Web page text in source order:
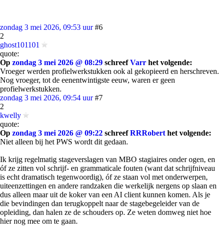
zondag 3 mei 2026, 09:53 uur #6
2
ghost101101
quote:
Op zondag 3 mei 2026 @ 08:29 schreefVarr het volgende:
Vroeger werden profielwerkstukken ook al gekopieerd en herschreven.
Nog vroeger, tot de eenentwintigste eeuw, waren er geen
profielwerkstukken.
zondag 3 mei 2026, 09:54 uur #7
2
kwelly
quote:
Op zondag 3 mei 2026 @ 09:22 schreefRRRobert het volgende:
Niet alleen bij het PWS wordt dit gedaan.
Ik krijg regelmatig stageverslagen van MBO stagiaires onder ogen, en
óf ze zitten vol schrijf- en grammaticale fouten (want dat schrijfniveau
is echt dramatisch tegenwoordig), óf ze staan vol met onderwerpen,
uiteenzettingen en andere randzaken die werkelijk nergens op slaan en
dus alleen maar uit de koker van een AI client kunnen komen. Als je
die bevindingen dan terugkoppelt naar de stagebegeleider van de
opleiding, dan halen ze de schouders op. Ze weten domweg niet hoe
hier nog mee om te gaan.